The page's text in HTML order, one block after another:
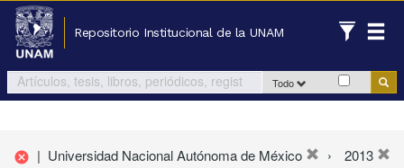
Repositorio Institucional de la UNAM
Todo
cancel | Universidad Nacional Autónoma de México
2013